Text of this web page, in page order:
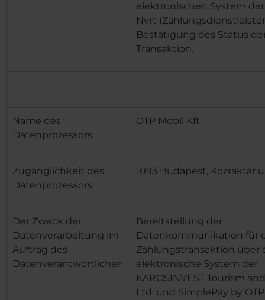
elektronischen System der
Nyrt
Bestätigung des Status
Transaktion.
Name des
Datenprozessors
OTP Mobil Kft.
Zugänglichkeit des
Datenprozessors
1093 Budapest, Közraktár
Der Zweck der
Datenverarbeitung im
Auftrag des
Datenverantwortlichen
Bereitstellung der
Datenkommunikation für
Zahlungstransaktion über
elektronische System der
KAROSINVEST Tourism
Ltd. und SimplePay by